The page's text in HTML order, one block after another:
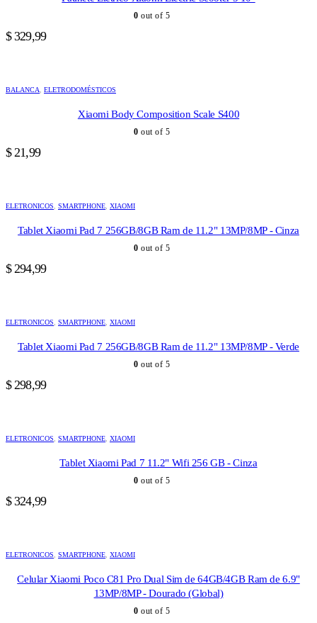
0 out of 5
$329,99
BALANCA ELETRODOMÉSTICOS
Xiaomi Body Composition Scale S400
0 out of 5
$21,99
ELETRONICOS SMARTPHONE XIAOMI
Tablet Xiaomi Pad 7 256GB/8GB Ram de 11.2" 13MP/8MP - Cinza
0 out of 5
$294,99
ELETRONICOS SMARTPHONE XIAOMI
Tablet Xiaomi Pad 7 256GB/8GB Ram de 11.2" 13MP/8MP - Verde
0 out of 5
$298,99
ELETRONICOS SMARTPHONE XIAOMI
Tablet Xiaomi Pad 7 11.2" Wifi 256 GB - Cinza
0 out of 5
$324,99
ELETRONICOS SMARTPHONE XIAOMI
Celular Xiaomi Poco C81 Pro Dual Sim de 64GB/4GB Ram de 6.9"
13MP/8MP - Dourado (Global)
0 out of 5